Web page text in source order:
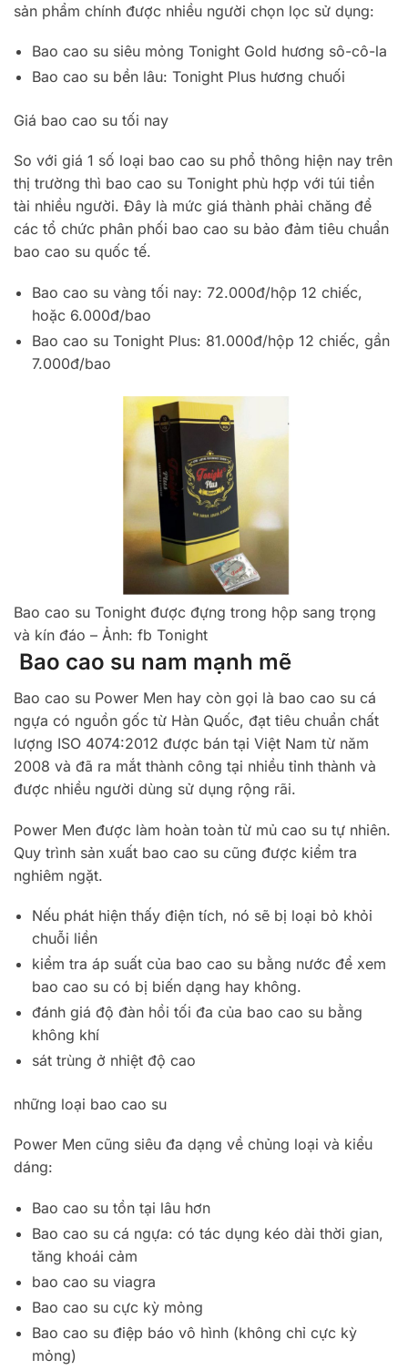
sản phẩm chính được nhiều người chọn lọc sử dụng:
Bao cao su siêu mỏng Tonight Gold hương sô-cô-la
Bao cao su bền lâu: Tonight Plus hương chuối
Giá bao cao su tối nay
So với giá 1 số loại bao cao su phổ thông hiện nay trên
thị trường thì bao cao su Tonight phù hợp với túi tiền
tài nhiều người. Đây là mức giá thành phải chăng để
các tổ chức phân phối bao cao su bảo đảm tiêu chuẩn
bao cao su quốc tế.
Bao cao su vàng tối nay: 72.000đ/hộp 12 chiếc,
hoặc 6.000đ/bao
Bao cao su Tonight Plus: 81.000đ/hộp 12 chiếc, gần
7.000đ/bao
Bao cao su Tonight được đựng trong hộp sang trọng
và kín đáo – Ảnh: fb Tonight
Bao cao su nam mạnh mẽ
Bao cao su Power Men hay còn gọi là bao cao su cá
ngựa có nguồn gốc từ Hàn Quốc, đạt tiêu chuẩn chất
lượng ISO 4074:2012 được bán tại Việt Nam từ năm
2008 và đã ra mắt thành công tại nhiều tỉnh thành và
được nhiều người dùng sử dụng rộng rãi.
Power Men được làm hoàn toàn từ mủ cao su tự nhiên.
Quy trình sản xuất bao cao su cũng được kiểm tra
nghiêm ngặt.
Nếu phát hiện thấy điện tích, nó sẽ bị loại bỏ khỏi
chuỗi liền
kiểm tra áp suất của bao cao su bằng nước để xem
bao cao su có bị biến dạng hay không.
đánh giá độ đàn hồi tối đa của bao cao su bằng
không khí
sát trùng ở nhiệt độ cao
những loại bao cao su
Power Men cũng siêu đa dạng về chủng loại và kiểu
dáng:
Bao cao su tồn tại lâu hơn
Bao cao su cá ngựa: có tác dụng kéo dài thời gian,
tăng khoái cảm
bao cao su viagra
Bao cao su cực kỳ mỏng
Bao cao su điệp báo vô hình (không chỉ cực kỳ
mỏng)